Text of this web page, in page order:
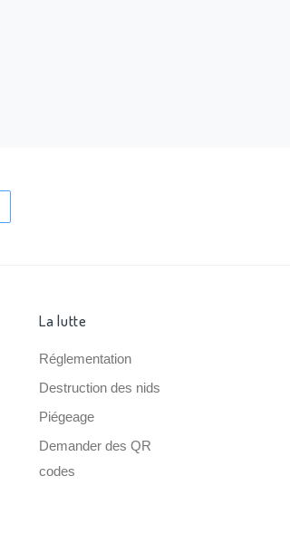
La lutte
Réglementation
Destruction des nids
Piégeage
Demander des QR
codes